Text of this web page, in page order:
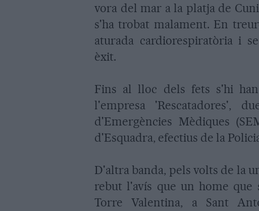
vora del mar a la platja de
s'ha trobat malament. En
aturada cardiorespiratòria i
èxit.
Fins al lloc dels fets s'hi
l'empresa 'Rescatadores',
d'Emergències Mèdiques
d'Esquadra, efectius de la
D'altra banda, pels volts de la
rebut l'avís que un home que
Torre Valentina, a Sant